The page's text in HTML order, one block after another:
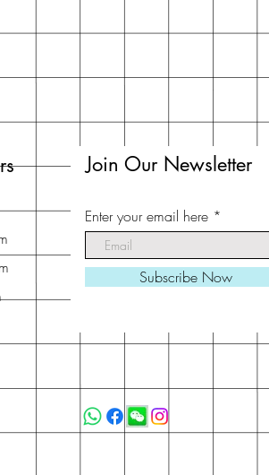
Join Our Newsletter
Enter your email here
Subscribe Now